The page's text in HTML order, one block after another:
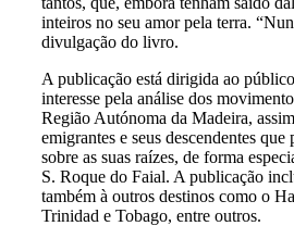
inteiros no seu amor pela terra.
divulgação do livro.
A publicação está dirigida ao
interesse pela análise dos
Região Autónoma da Madeira,
emigrantes e seus descendentes
sobre as suas raízes, de forma
S. Roque do Faial. A publicação
também à outros destinos como o
Trinidad e Tobago, entre outros.